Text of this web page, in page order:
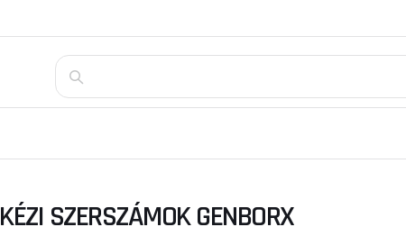
KÉZI SZERSZÁMOK GENBORX